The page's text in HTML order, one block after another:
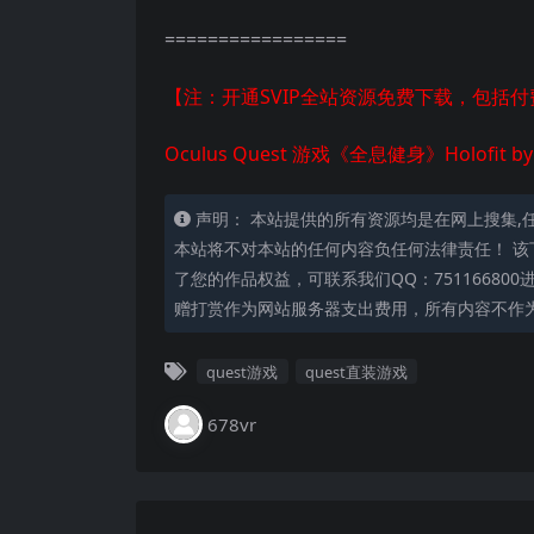
=================
【注：开通SVIP全站资源免费下载，包括
Oculus Quest 游戏《全息健身》Holofit
声明： 本站提供的所有资源均是在网上搜集,
本站将不对本站的任何内容负任何法律责任！
了您的作品权益，可联系我们QQ：751166800
赠打赏作为网站服务器支出费用，所有内容不作
quest游戏 quest直装游戏
678vr